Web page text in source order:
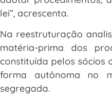
lei”, acrescenta.
Na reestruturação
matéria-prima dos
constituída pelos sócios
forma autônoma no
segregada.